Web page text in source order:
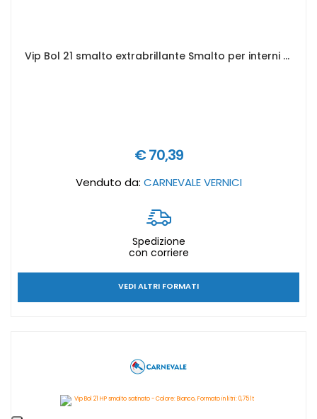
Vip Bol 21 smalto extrabrillante Smalto per interni ed esterni High Performance - Formato in litri: 3 lt
€ 70,39
Venduto da: CARNEVALE VERNICI
Spedizione
con corriere
VEDI ALTRI FORMATI